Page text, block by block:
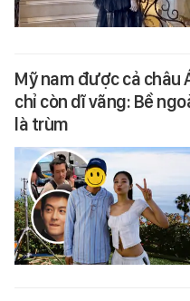
Mỹ nam được cả châu
chỉ còn dĩ vãng: Bề
là trùm